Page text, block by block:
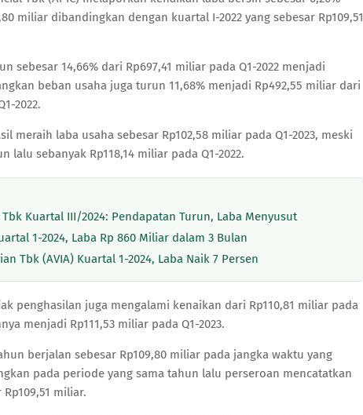
miliar dibandingkan dengan kuartal I-2022 yang sebesar Rp109,51
sebesar 14,66% dari Rp697,41 miliar pada Q1-2022 menjadi
beban usaha juga turun 11,68% menjadi Rp492,55 miliar dari
2022.
meraih laba usaha sebesar Rp102,58 miliar pada Q1-2023, meski
sebanyak Rp118,14 miliar pada Q1-2022.
Kuartal III/2024: Pendapatan Turun, Laba Menyusut
1-2024, Laba Rp 860 Miliar dalam 3 Bulan
Tbk (AVIA) Kuartal 1-2024, Laba Naik 7 Persen
penghasilan juga mengalami kenaikan dari Rp110,81 miliar pada
menjadi Rp111,53 miliar pada Q1-2023.
berjalan sebesar Rp109,80 miliar pada jangka waktu yang
pada periode yang sama tahun lalu perseroan mencatatkan
miliar.